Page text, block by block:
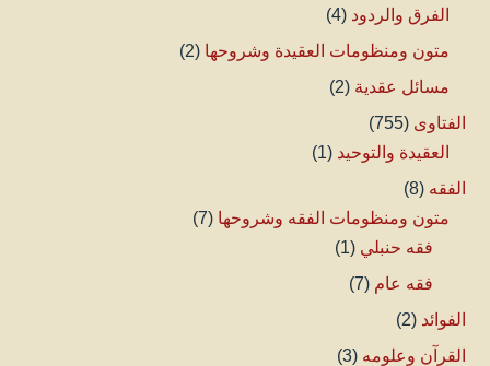
الفرق والردود (4)
متون ومنظومات العقيدة وشروحها (2)
مسائل عقدية (2)
الفتاوى (755)
العقيدة والتوحيد (1)
الفقه (8)
متون ومنظومات الفقه وشروحها (7)
فقه حنبلي (1)
فقه عام (7)
الفوائد (2)
القرآن وعلومه (3)